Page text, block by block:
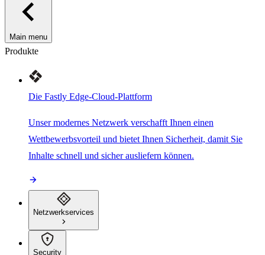
Main menu
Produkte
Die Fastly Edge-Cloud-Plattform
Unser modernes Netzwerk verschafft Ihnen einen
Wettbewerbsvorteil und bietet Ihnen Sicherheit, damit Sie
Inhalte schnell und sicher ausliefern können.
Netzwerkservices
Security